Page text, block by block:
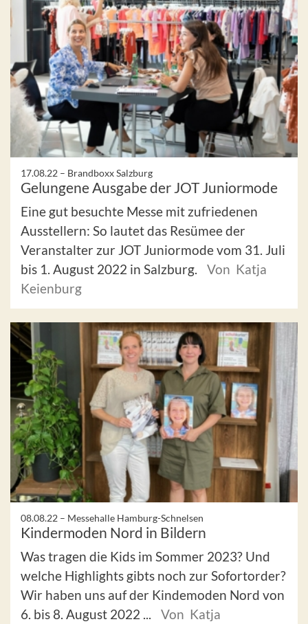
17.08.22 – Brandboxx Salzburg
Gelungene Ausgabe der JOT Juniormode
Eine gut besuchte Messe mit zufriedenen
Ausstellern: So lautet das Resümee der
Veranstalter zur JOT Juniormode vom 31. Juli
bis 1. August 2022 in Salzburg.
Von Katja
Keienburg
08.08.22 – Messehalle Hamburg-Schnelsen
Kindermoden Nord in Bildern
Was tragen die Kids im Sommer 2023? Und
welche Highlights gibts noch zur Sofortorder?
Wir haben uns auf der Kindemoden Nord von
6. bis 8. August 2022 ...
Von Katja